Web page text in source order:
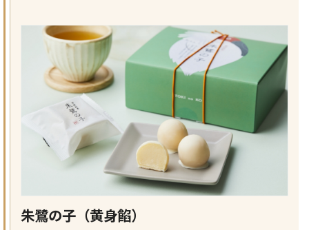
朱鷺の子（黄身餡）